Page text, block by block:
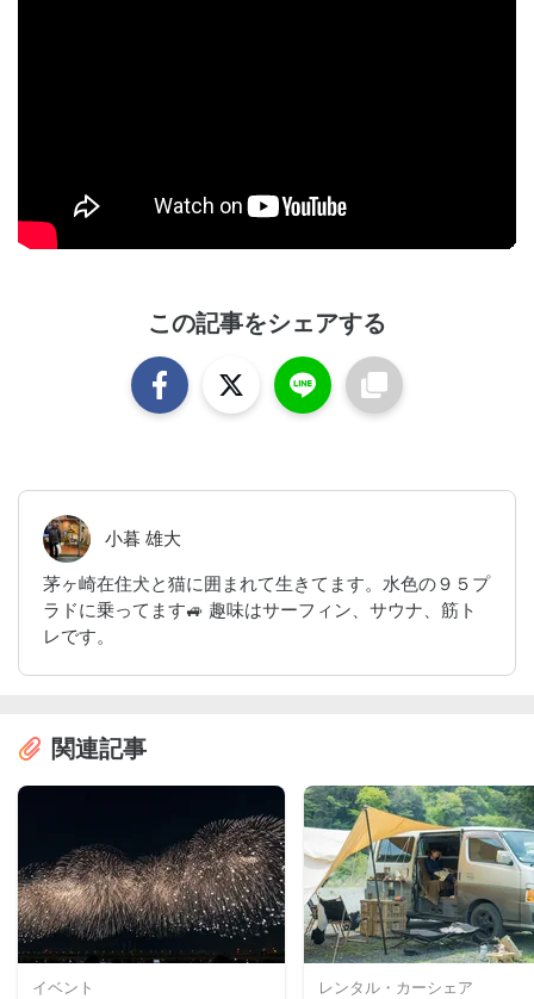
この記事をシェアする
小暮 雄大
茅ヶ崎在住犬と猫に囲まれて生きてます。水色の９５プ
ラドに乗ってます🚙 趣味はサーフィン、サウナ、筋ト
レです。
関連記事
イベント レンタル・カーシェア